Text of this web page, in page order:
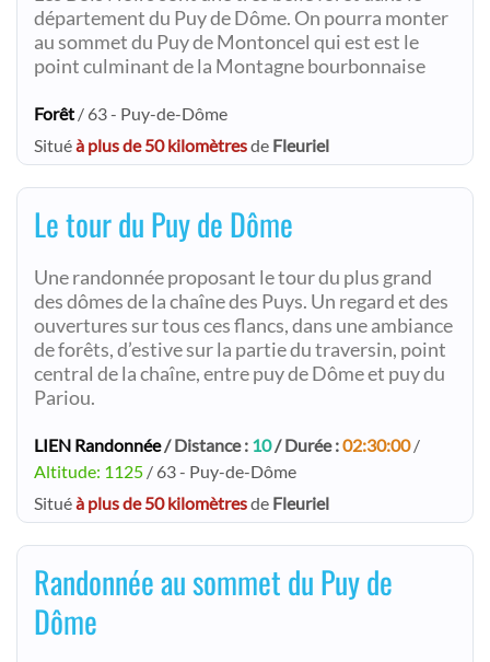
département du Puy de Dôme. On pourra monter
au sommet du Puy de Montoncel qui est est le
point culminant de la Montagne bourbonnaise
Forêt / 63 - Puy-de-Dôme
Situéà plus de 50 kilomètresde Fleuriel
Le tour du Puy de Dôme
Une randonnée proposant le tour du plus grand
des dômes de la chaîne des Puys. Un regard et des
ouvertures sur tous ces flancs, dans une ambiance
de forêts, d’estive sur la partie du traversin, point
central de la chaîne, entre puy de Dôme et puy du
Pariou.
LIEN Randonnée/ Distance : 10/ Durée :02:30:00/
Altitude: 1125 / 63 - Puy-de-Dôme
Situéà plus de 50 kilomètresde Fleuriel
Randonnée au sommet du Puy de
Dôme